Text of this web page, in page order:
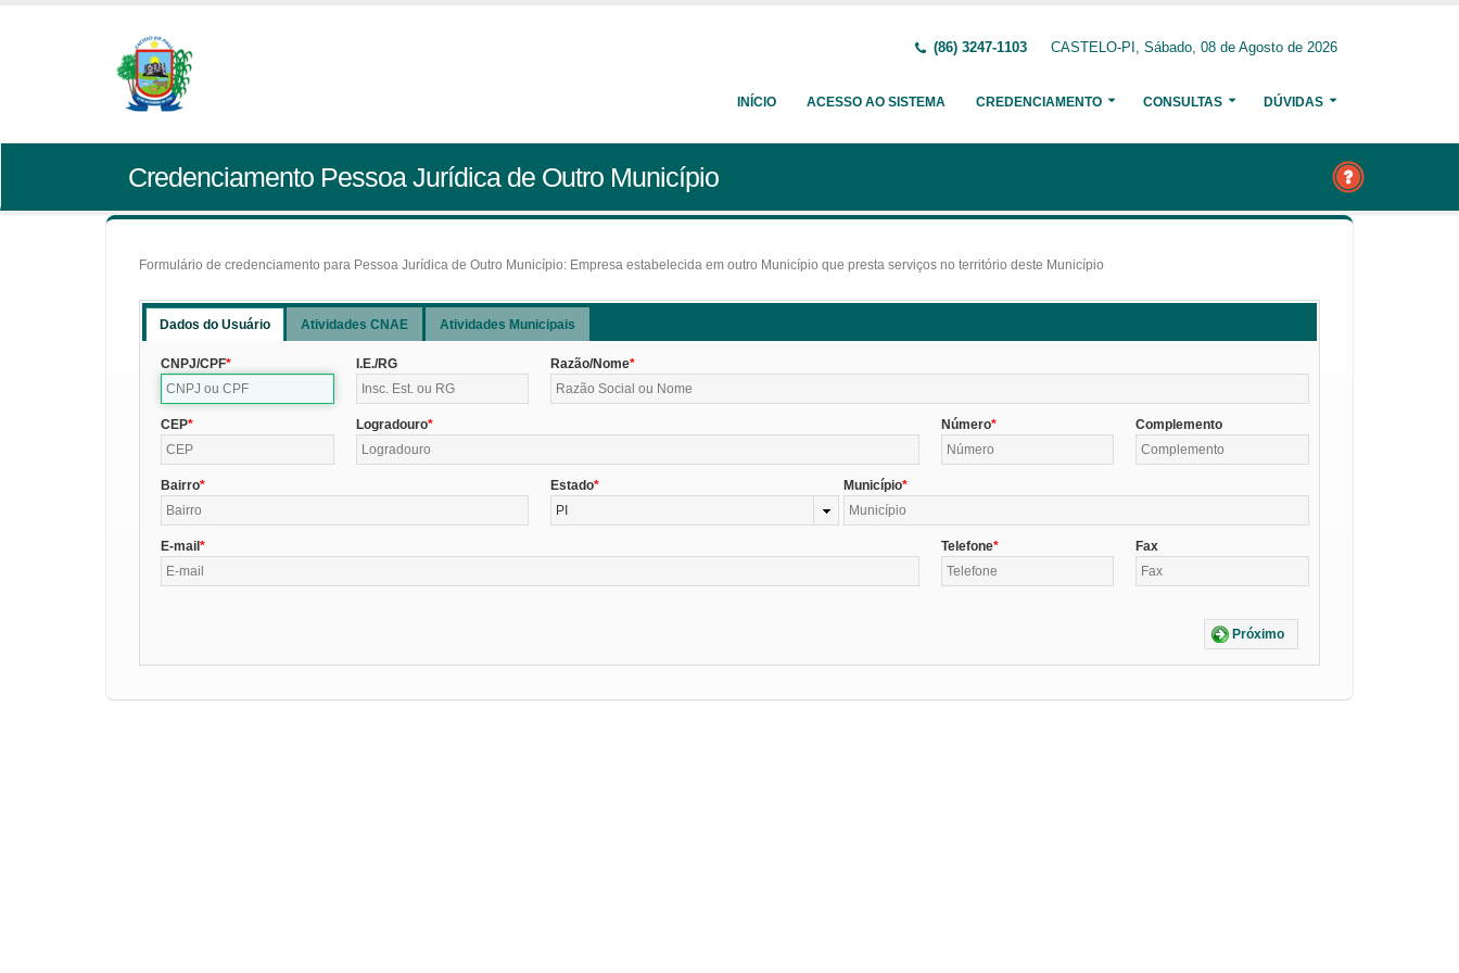
(86) 3247-1103 CASTELO-PI, Sábado, 08 de Agosto de 2026
INÍCIO ACESSO AO SISTEMA CREDENCIAMENTO CONSULTAS DÚVIDAS
Credenciamento Pessoa Jurídica de Outro Município
Formulário de credenciamento para Pessoa Jurídica de Outro Município: Empresa estabelecida em outro Município que presta serviços no território deste Município
Dados do Usuário Atividades CNAE Atividades Municipais
CNPJ/CPF I.E./RG Razão/Nome
CEP Logradouro Número Complemento
Bairro
Estado
PI
Município
E-mail Telefone Fax
Próximo